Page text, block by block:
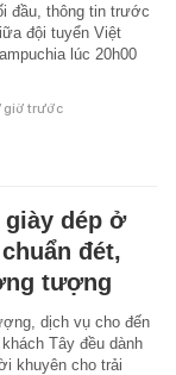
đầu, thông tin trước
đội tuyển Việt
lúc 20h00
giờ trước
dép ở
đét,
tượng
dịch vụ cho đến
Tây đều dành
khuyên cho trải